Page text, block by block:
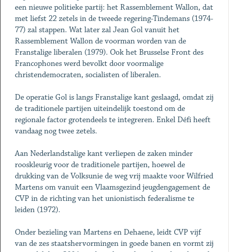
een nieuwe politieke partij: het Rassemblement Wallon, dat
met liefst 22 zetels in de tweede regering-Tindemans (1974-
77) zal stappen. Wat later zal Jean Gol vanuit het
Rassemblement Wallon de voorman worden van de
Franstalige liberalen (1979). Ook het Brusselse Front des
Francophones werd bevolkt door voormalige
christendemocraten, socialisten of liberalen.
De operatie Gol is langs Franstalige kant geslaagd, omdat zij
de traditionele partijen uiteindelijk toestond om de
regionale factor grotendeels te integreren. Enkel Défi heeft
vandaag nog twee zetels.
Aan Nederlandstalige kant verliepen de zaken minder
rooskleurig voor de traditionele partijen, hoewel de
drukking van de Volksunie de weg vrij maakte voor Wilfried
Martens om vanuit een Vlaamsgezind jeugdengagement de
CVP in de richting van het unionistisch federalisme te
leiden (1972).
Onder bezieling van Martens en Dehaene, leidt CVP vijf
van de zes staatshervormingen in goede banen en vormt zij